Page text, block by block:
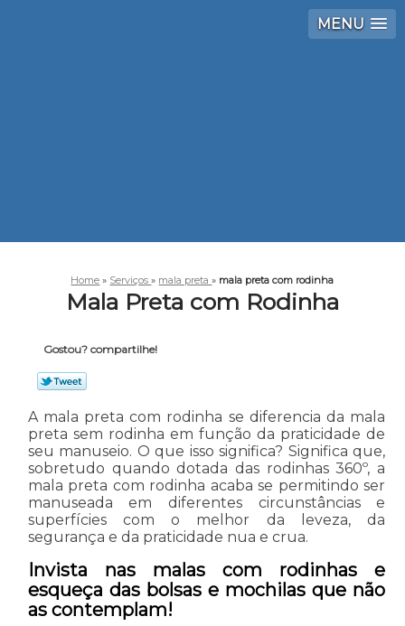
MENU
Home » Serviços» mala preta» mala preta com rodinha
Mala Preta com Rodinha
Gostou? compartilhe!
A mala preta com rodinha se diferencia da mala
preta sem rodinha em função da praticidade de
seu manuseio. O que isso significa? Significa que,
sobretudo quando dotada das rodinhas 360º, a
mala preta com rodinha acaba se permitindo ser
manuseada em diferentes circunstâncias e
superfícies com o melhor da leveza, da
segurança e da praticidade nua e crua.
Invista nas malas com rodinhas e
esqueça das bolsas e mochilas que não
as contemplam!